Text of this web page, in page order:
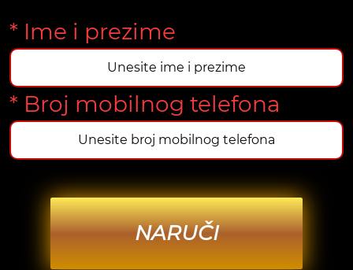
* Ime i prezime
* Broj mobilnog telefona
NARUČI